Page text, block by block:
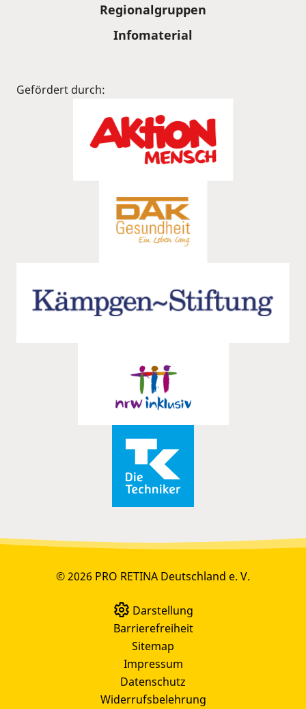
Regionalgruppen
Infomaterial
Gefördert durch:
© 2026 PRO RETINA Deutschland e. V.
Darstellung
Barrierefreiheit
Sitemap
Impressum
Datenschutz
Widerrufsbelehrung